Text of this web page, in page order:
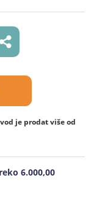
je prodat više od
6.000,00